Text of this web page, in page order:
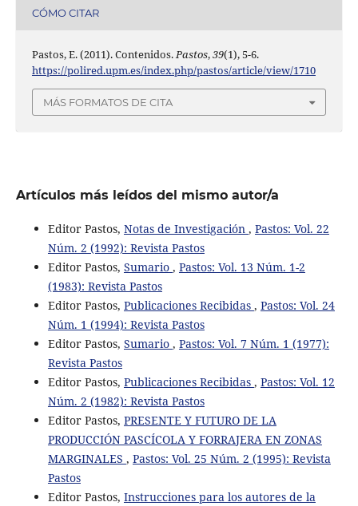
CÓMO CITAR
Pastos, E. (2011). Contenidos. Pastos,39(1), 5-6.
https://polired.upm.es/index.php/pastos/article/view/1710
MÁS FORMATOS DE CITA
Artículos más leídos del mismo autor/a
Editor Pastos, Notas de Investigación , Pastos: Vol. 22
Núm. 2 (1992): Revista Pastos
Editor Pastos, Sumario , Pastos: Vol. 13 Núm. 1-2
(1983): Revista Pastos
Editor Pastos, Publicaciones Recibidas , Pastos: Vol. 24
Núm. 1 (1994): Revista Pastos
Editor Pastos, Sumario , Pastos: Vol. 7 Núm. 1 (1977):
Revista Pastos
Editor Pastos, Publicaciones Recibidas , Pastos: Vol. 12
Núm. 2 (1982): Revista Pastos
Editor Pastos, PRESENTE Y FUTURO DE LA
PRODUCCIÓN PASCÍCOLA Y FORRAJERA EN ZONAS
MARGINALES , Pastos: Vol. 25 Núm. 2 (1995): Revista
Pastos
Editor Pastos, Instrucciones para los autores de la